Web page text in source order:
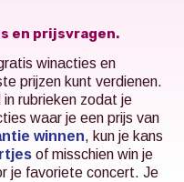
en prijsvragen.
winacties en
prijzen kunt verdienen.
in rubrieken zodat je
waar je een prijs van
winnen, kun je kans
of misschien win je
je favoriete concert. Je